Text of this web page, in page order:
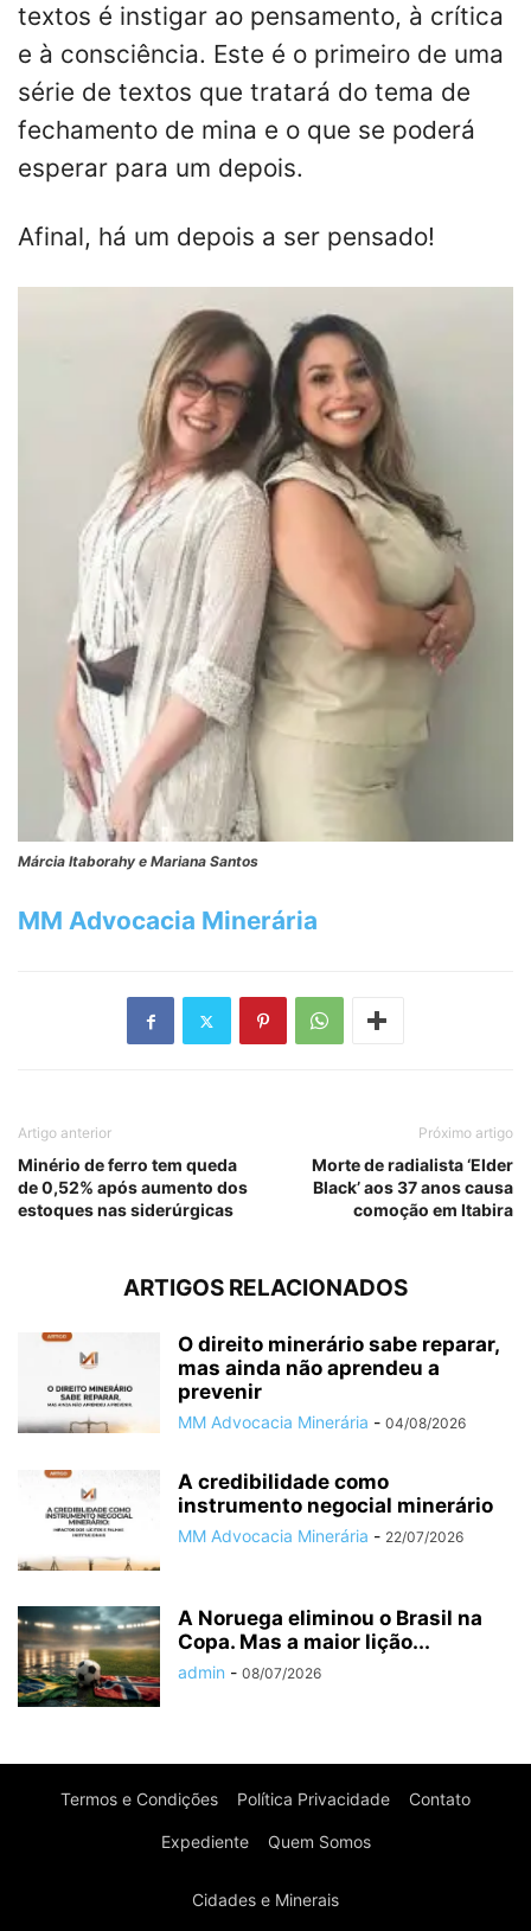
textos é instigar ao pensamento, à crítica
e à consciência. Este é o primeiro de uma
série de textos que tratará do tema de
fechamento de mina e o que se poderá
esperar para um depois.
Afinal, há um depois a ser pensado!
Márcia Itaborahy e Mariana Santos
MM Advocacia Minerária
Artigo anterior
Minério de ferro tem queda
de 0,52% após aumento dos
estoques nas siderúrgicas
Próximo artigo
Morte de radialista ‘Elder
Black’ aos 37 anos causa
comoção em Itabira
ARTIGOS RELACIONADOS
O direito minerário sabe reparar,
mas ainda não aprendeu a
prevenir
MM Advocacia Minerária - 04/08/2026
A credibilidade como
instrumento negocial minerário
MM Advocacia Minerária - 22/07/2026
A Noruega eliminou o Brasil na
Copa. Mas a maior lição...
admin - 08/07/2026
Termos e Condições Política Privacidade Contato
Expediente Quem Somos
Cidades e Minerais